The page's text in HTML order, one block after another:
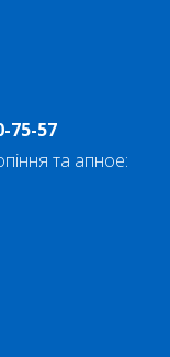
75-57
та апное: